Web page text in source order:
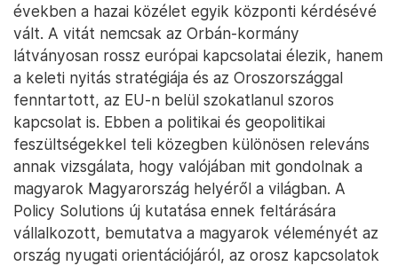
években a hazai közélet egyik központi kérdésévé
vált. A vitát nemcsak az Orbán-kormány
látványosan rossz európai kapcsolatai élezik, hanem
a keleti nyitás stratégiája és az Oroszországgal
fenntartott, az EU-n belül szokatlanul szoros
kapcsolat is. Ebben a politikai és geopolitikai
feszültségekkel teli közegben különösen releváns
annak vizsgálata, hogy valójában mit gondolnak a
magyarok Magyarország helyéről a világban. A
Policy Solutions új kutatása ennek feltárására
vállalkozott, bemutatva a magyarok véleményét az
ország nyugati orientációjáról, az orosz kapcsolatok